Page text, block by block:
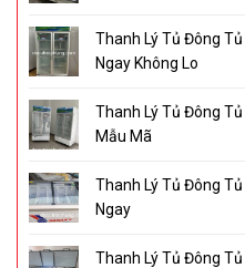
Thanh Lý Tủ Đông
Ngay Không Lo
Thanh Lý Tủ Đông
Mẫu Mã
Thanh Lý Tủ Đông
Ngay
Thanh Lý Tủ Đông